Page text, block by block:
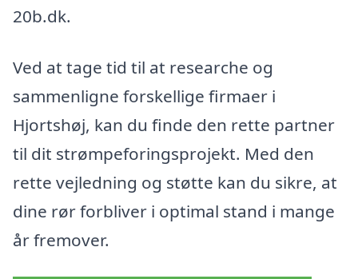
20b.dk.
Ved at tage tid til at researche og
sammenligne forskellige firmaer i
Hjortshøj, kan du finde den rette partner
til dit strømpeforingsprojekt. Med den
rette vejledning og støtte kan du sikre, at
dine rør forbliver i optimal stand i mange
år fremover.